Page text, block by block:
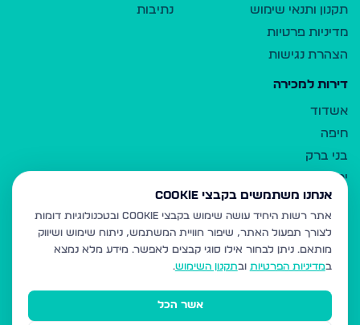
תקנון ותנאי שימוש
מדיניות פרטיות
הצהרת נגישות
נתיבות
דירות למכירה
אשדוד
חיפה
בני ברק
ירושלים
אלעד
גבעת זאב
בית שמש
רכסים
מודיעין עילית
אנחנו משתמשים בקבצי Cookie
אתר רשות היחיד עושה שימוש בקבצי Cookie ובטכנולוגיות דומות
לצורך תפעול האתר, שיפור חוויית המשתמש, ניתוח שימוש ושיווק
מותאם. ניתן לבחור אילו סוגי קבצים לאפשר. מידע מלא נמצא
במדיניות הפרטיות ובתקנון השימוש.
אשר הכל